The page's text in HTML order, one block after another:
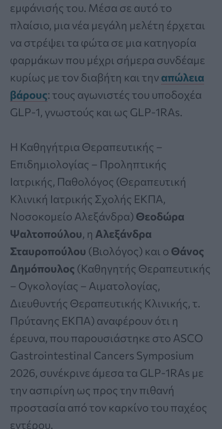
εμφάνισής του. Μέσα σε αυτό το
πλαίσιο, μια νέα μεγάλη μελέτη έρχεται
να στρέψει τα φώτα σε μια κατηγορία
φαρμάκων που μέχρι σήμερα συνδέαμε
κυρίως με τον διαβήτη και την απώλεια
βάρους: τους αγωνιστές του υποδοχέα
GLP-1, γνωστούς και ως GLP-1RAs.
Η Καθηγήτρια Θεραπευτικής –
Επιδημιολογίας – Προληπτικής
Ιατρικής, Παθολόγος (Θεραπευτική
Κλινική Ιατρικής Σχολής ΕΚΠΑ,
Νοσοκομείο Αλεξάνδρα) Θεοδώρα
Ψαλτοπούλου, η Αλεξάνδρα
Σταυροπούλου (Βιολόγος) και ο Θάνος
Δημόπουλος (Καθηγητής Θεραπευτικής
– Ογκολογίας – Αιματολογίας,
Διευθυντής Θεραπευτικής Κλινικής, τ.
Πρύτανης ΕΚΠΑ) αναφέρουν ότι η
έρευνα, που παρουσιάστηκε στο ASCO
Gastrointestinal Cancers Symposium
2026, συνέκρινε άμεσα τα GLP-1RAs με
την ασπιρίνη ως προς την πιθανή
προστασία από τον καρκίνο του παχέος
εντέρου.